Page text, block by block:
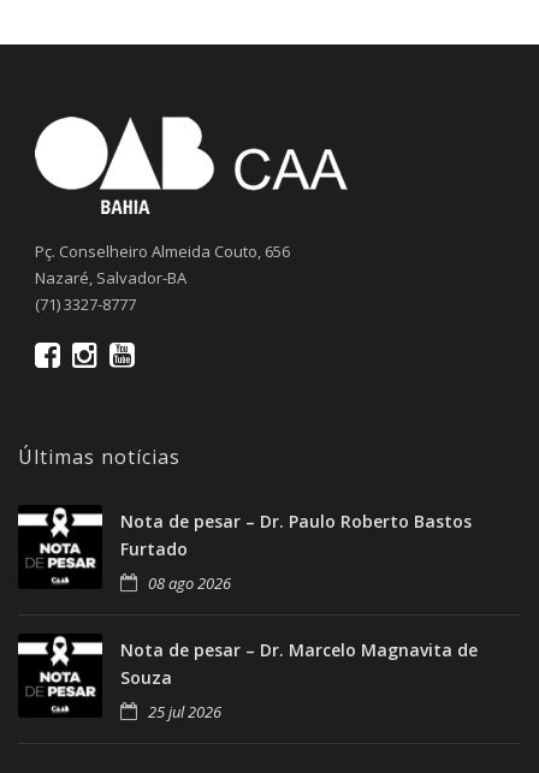
Pç. Conselheiro Almeida Couto, 656
Nazaré, Salvador-BA
(71) 3327-8777
Últimas notícias
Nota de pesar – Dr. Paulo Roberto Bastos
Furtado
08 ago 2026
Nota de pesar – Dr. Marcelo Magnavita de
Souza
25 jul 2026